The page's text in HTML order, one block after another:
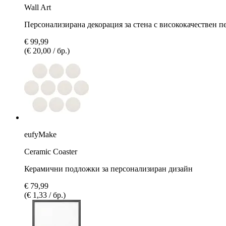
Wall Art
Персонализирана декорация за стена с висококачествен
€ 99,99
(€ 20,00 / бр.)
eufyMake
Ceramic Coaster
Керамични подложки за персонализиран дизайн
€ 79,99
(€ 1,33 / бр.)